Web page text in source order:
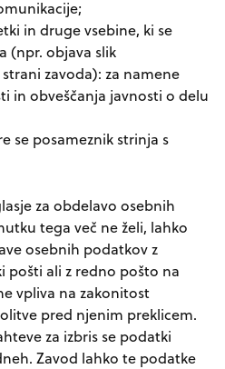
in druge vsebine, ki se
(npr. objava slik
zavoda): za namene
in obveščanja javnosti o delu
se posameznik strinja s
za obdelavo osebnih
tega več ne želi, lahko
osebnih podatkov z
pošti ali z redno pošto na
vpliva na zakonitost
pred njenim preklicem.
za izbris se podatki
Zavod lahko te podatke